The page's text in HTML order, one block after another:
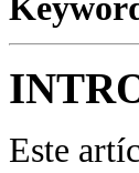
Este